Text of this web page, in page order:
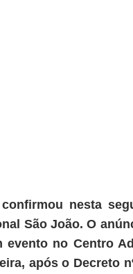
nesta
São João. O
no Centro
após o Decreto